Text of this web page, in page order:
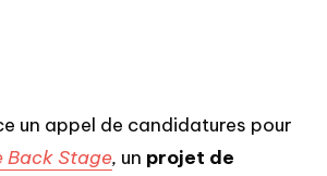
un appel de candidatures pour
Back Stage, un projet de